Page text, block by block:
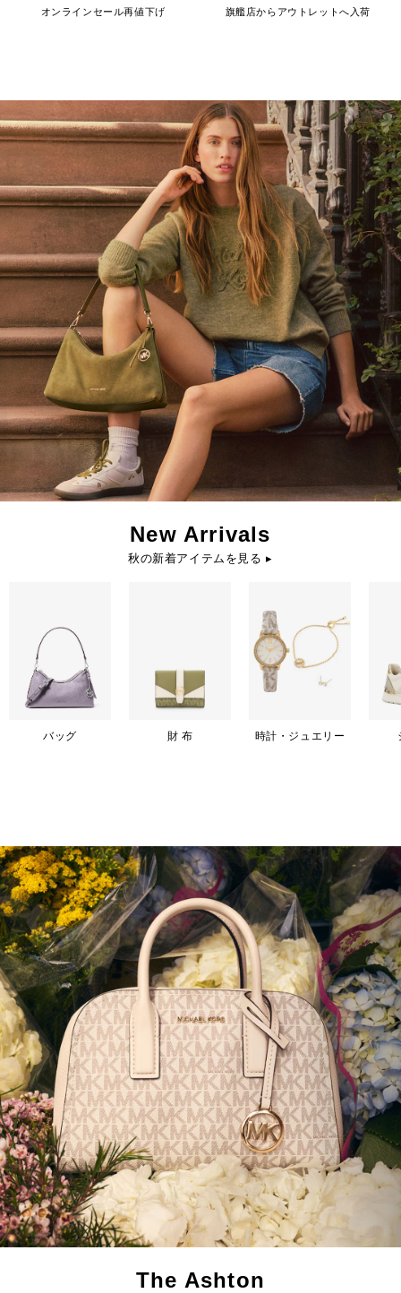
オンラインセール再値下げ 旗艦店からアウトレットへ入荷
New Arrivals
秋の新着アイテムを見る ▸
バッグ 財 布 時計・ジュエリー
The Ashton